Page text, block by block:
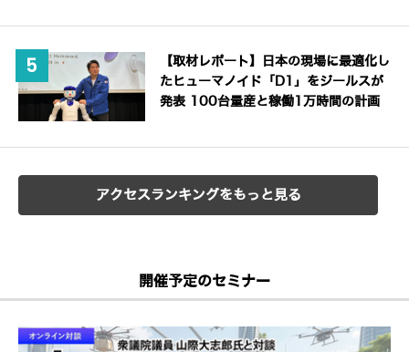
【取材レポート】日本の現場に最適化し
たヒューマノイド「D1」をジールスが
発表 100台量産と稼働1万時間の計画
アクセスランキングをもっと見る
開催予定のセミナー